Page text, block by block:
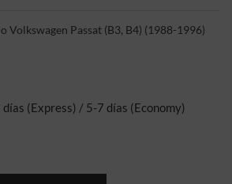
Volkswagen Passat (B3, B4) (1988-1996)
(Express) / 5-7 días (Economy)